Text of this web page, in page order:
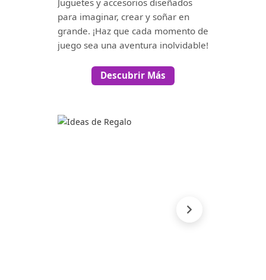
para imaginar, crear y soñar en
grande. ¡Haz que cada momento de
juego sea una aventura inolvidable!
Descubrir Más